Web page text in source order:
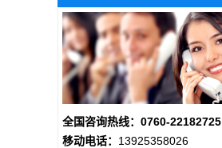
全国咨询热线：0760-22182725
移动电话： 13925358026